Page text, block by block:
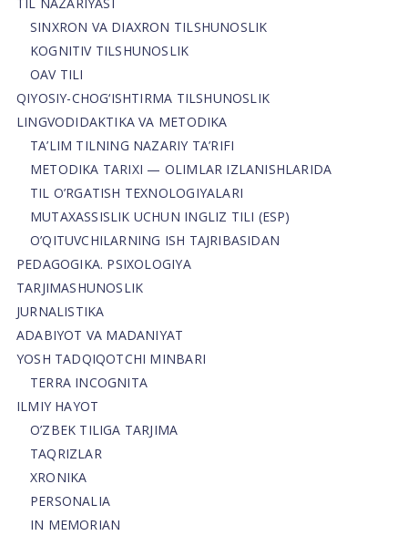
SINXRON VA DIAXRON TILSHUNOSLIK
KOGNITIV TILSHUNOSLIK
OAV TILI
QIYOSIY-CHOG‘ISHTIRMA TILSHUNOSLIK
LINGVODIDAKTIKA VA METODIKA
TA’LIM TILNING NAZARIY TA’RIFI
METODIKA TARIXI — OLIMLAR IZLANISHLARIDA
TIL O’RGATISH TEXNOLOGIYALARI
MUTAXASSISLIK UCHUN INGLIZ TILI (ESP)
O’QITUVCHILARNING ISH TAJRIBASIDAN
PEDAGOGIKA. PSIXOLOGIYA
TARJIMASHUNOSLIK
JURNALISTIKA
ADABIYOT VA MADANIYAT
YOSH TADQIQOTCHI MINBARI
TERRA INCOGNITA
ILMIY HAYOT
O’ZBEK TILIGA TARJIMA
TAQRIZLAR
XRONIKA
PERSONALIA
IN MEMORIAN